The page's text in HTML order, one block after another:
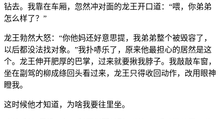
钻去。我靠在车厢，忽然冲对面的龙王开口道：“喂，你弟弟
怎么样了？”
龙王勃然大怒：“你他妈还好意思提，我弟弟整个被毁容了，
以后都没法找对象。”我扑哧乐了，原来他最担心的居然是这
个。龙王伸开肥厚的巴掌，过来就要揪我脖子。我敲敲车窗，
坐在副驾的柳成绦回头看过来，龙王只得收回动作，改用眼神
瞪我。
这时候他才知道，为啥我要往里坐。